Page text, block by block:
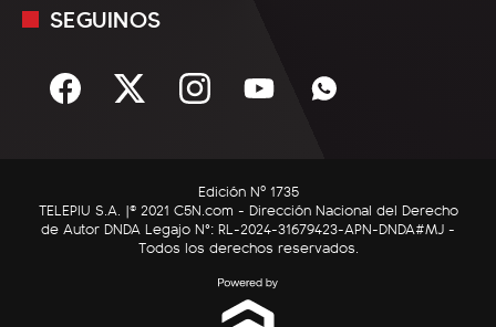
Sociedad
C5N Autos
RatingCero
Mediakit
Términos y condiciones
SEGUINOS
Edición Nº 1735
TELEPIU S.A. |© 2021 C5N.com - Dirección Nacional del Derecho
de Autor DNDA Legajo N°: RL-2024-31679423-APN-DNDA#MJ -
Todos los derechos reservados.